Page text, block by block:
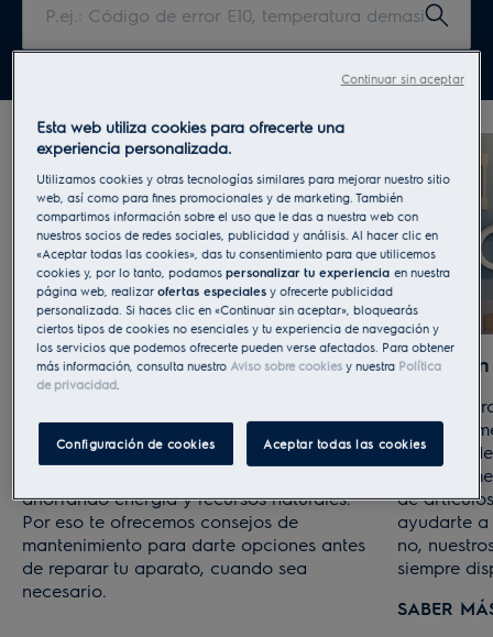
Código
de
temperatura
demasiado
baja,
IKE63401CB
Mantener antes que reemplazar
sostenible. Cuidando de tus
electrodomésticos y reparándolos siempre
ahorrando energía y recursos naturales.
Por eso te ofrecemos consejos de
mantenimiento para darte opciones antes
de reparar tu aparato, cuando sea
necesario.
Ayuda
Si tienes
sea fácil
de
ayudarte a
no,
siempre
SABER
Esta web utiliza cookies para ofrecerte una
experiencia personalizada.
Utilizamos cookies y otras tecnologías similares para mejorar nuestro sitio
web, así como para fines promocionales y de marketing. También
compartimos información sobre el uso que le das a nuestra web con
nuestros socios de redes sociales, publicidad y análisis. Al hacer clic en
«Aceptar todas las cookies», das tu consentimiento para que utilicemos
cookies y, por lo tanto, podamospersonalizar tu experienciaen nuestra
página web, realizarofertas especiales y ofrecerte publicidad
personalizada. Si haces clic en «Continuar sin aceptar», bloquearás
ciertos tipos de cookies no esenciales y tu experiencia de navegación y
los servicios que podemos ofrecerte pueden verse afectados. Para obtener
más información, consulta nuestro Aviso sobre cookies y nuestra Política
de privacidad.
Configuración de cookies Aceptar todas las cookies
Continuar sin aceptar